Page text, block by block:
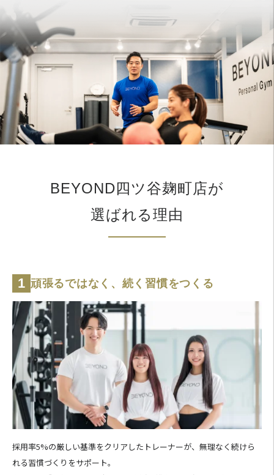
BEYOND四ツ谷麹町店が
選ばれる理由
1 頑張るではなく、続く習慣をつくる
採用率5%の厳しい基準をクリアしたトレーナーが、無理なく続けら
れる習慣づくりをサポート。